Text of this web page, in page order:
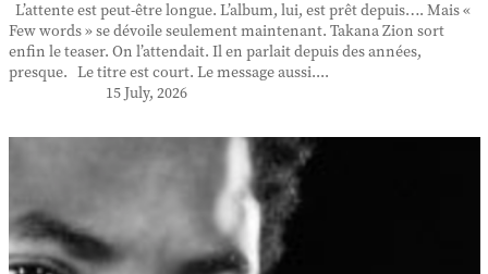
L’attente est peut-être longue. L’album, lui, est prêt depuis…. Mais «
Few words » se dévoile seulement maintenant. Takana Zion sort
enfin le teaser. On l’attendait. Il en parlait depuis des années,
presque. Le titre est court. Le message aussi....
15 July, 2026